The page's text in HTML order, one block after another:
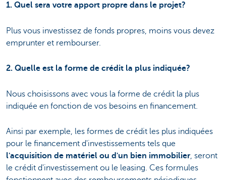
1. Quel sera votre apport propre dans le projet?
Plus vous investissez de fonds propres, moins vous devez
emprunter et rembourser.
2. Quelle est la forme de crédit la plus indiquée?
Nous choisissons avec vous la forme de crédit la plus
indiquée en fonction de vos besoins en financement.
Ainsi par exemple, les formes de crédit les plus indiquées
pour le financement d'investissements tels que
l'acquisition de matériel ou d'un bien immobilier, seront
le crédit d'investissement ou le leasing. Ces formules